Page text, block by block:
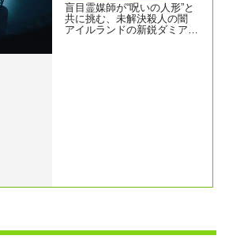
盲目霊媒師が“呪いの人形”と
共に挑む、未解決殺人の闇
アイルランドの新鋭ダミア